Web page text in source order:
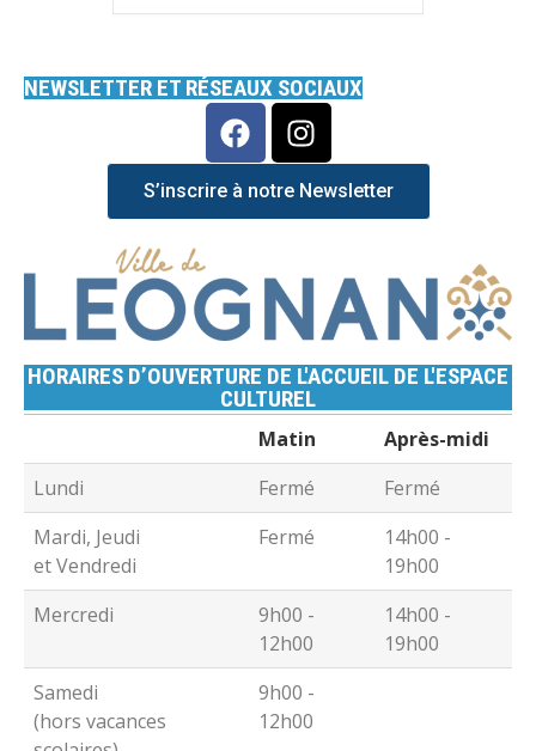
NEWSLETTER ET RÉSEAUX SOCIAUX
S’inscrire à notre Newsletter
HORAIRES D’OUVERTURE DE L'ACCUEIL DE L'ESPACE
CULTUREL
Matin
Après-midi
Lundi
Fermé
Fermé
Mardi, Jeudi
et Vendredi
Fermé
14h00 -
19h00
Mercredi
9h00 -
12h00
14h00 -
19h00
Samedi
(hors vacances
9h00 -
12h00